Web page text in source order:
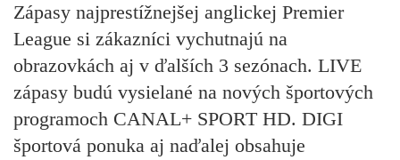
Zápasy najprestížnejšej anglickej Premier
League si zákazníci vychutnajú na
obrazovkách aj v ďalších 3 sezónach. LIVE
zápasy budú vysielané na nových športových
programoch CANAL+ SPORT HD. DIGI
športová ponuka aj naďalej obsahuje